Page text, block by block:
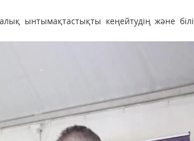
ынтымақтастықты кеңейтудің және